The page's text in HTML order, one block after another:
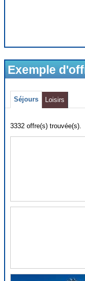
Exemple
Séjours Loisirs
3332 offre(s) trouvée(s).